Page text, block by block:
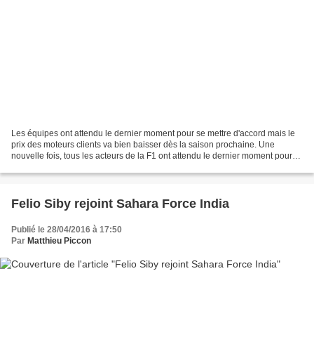
Les équipes ont attendu le dernier moment pour se mettre d'accord mais le
prix des moteurs clients va bien baisser dès la saison prochaine. Une
nouvelle fois, tous les acteurs de la F1 ont attendu le dernier moment pour
Felio Siby rejoint Sahara Force India
Publié le 28/04/2016 à 17:50
Par Matthieu Piccon